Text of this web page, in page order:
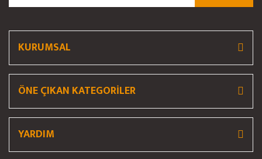
Ürün fiyatı diğer sitelerden daha pahalı.
KURUMSAL
ÖNE ÇIKAN KATEGORİLER
YARDIM